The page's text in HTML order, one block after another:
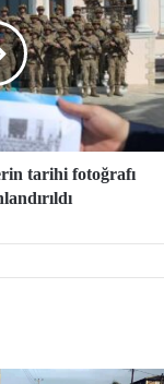
tarihi fotoğrafı